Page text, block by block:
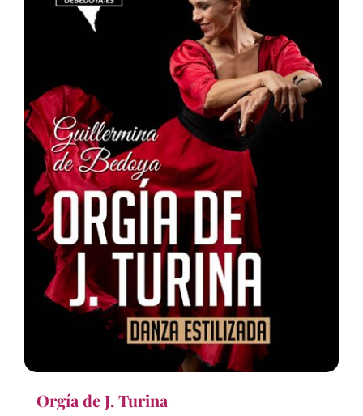
Orgía de J. Turina